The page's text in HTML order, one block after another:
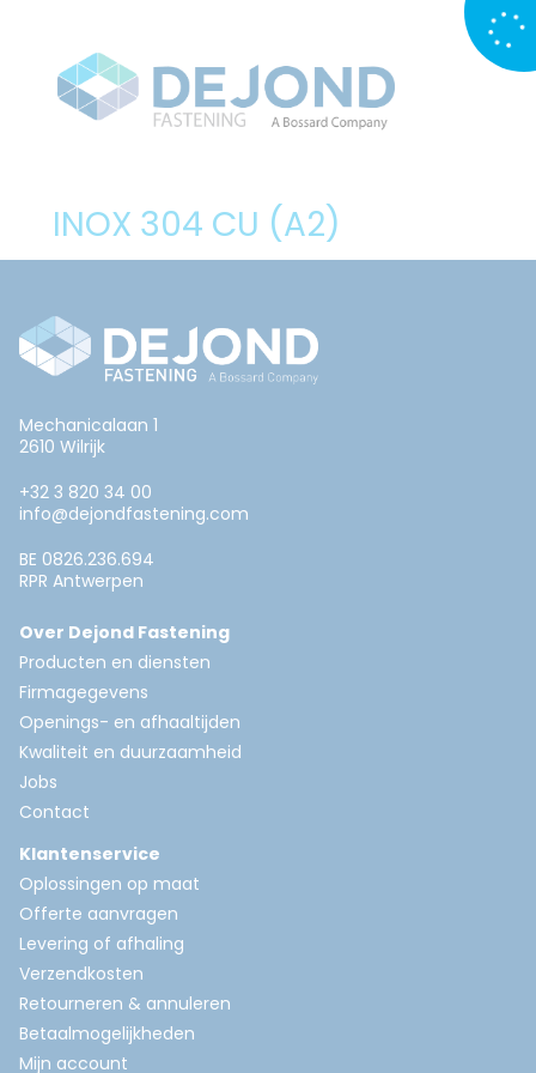
INOX 304 CU (A2)
Mechanicalaan 1
2610 Wilrijk
+32 3 820 34 00
info@dejondfastening.com
BE 0826.236.694
RPR Antwerpen
Over Dejond Fastening
Producten en diensten
Firmagegevens
Openings- en afhaaltijden
Kwaliteit en duurzaamheid
Jobs
Contact
Klantenservice
Oplossingen op maat
Offerte aanvragen
Levering of afhaling
Verzendkosten
Retourneren & annuleren
Betaalmogelijkheden
Mijn account